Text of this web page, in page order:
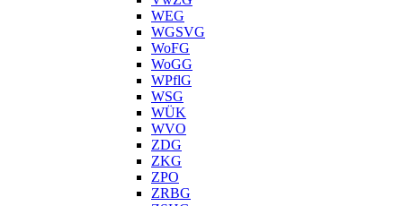
WEG
WGSVG
WoFG
WoGG
WPflG
WSG
WÜK
WVO
ZDG
ZKG
ZPO
ZRBG